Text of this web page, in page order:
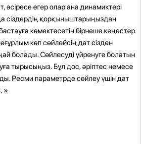
әсіресе егер олар ана динамиктері
сіздердің қорқыныштарыңыздан
көмектесетін бірнеше кеңестер
көп сөйлейсің дат сізден
болады. Сөйлесуді үйренуге болатын
тырысыңыз. Бұл дос, әріптес немесе
Ресми параметрде сөйлеу үшін дат
»